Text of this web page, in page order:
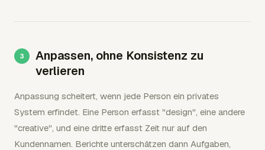
Anpassen, ohne Konsistenz zu
verlieren
Anpassung scheitert, wenn jede Person ein privates
System erfindet. Eine Person erfasst "design", eine andere
"creative", und eine dritte erfasst Zeit nur auf den
Kundennamen. Berichte unterschätzen dann Aufgaben,